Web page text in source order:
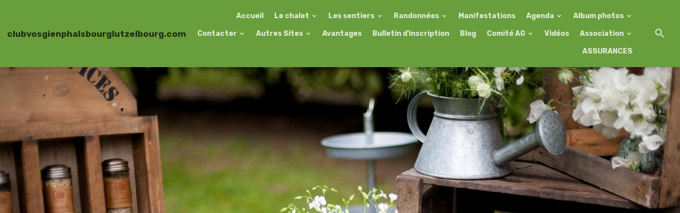
clubvosgienphalsbourglutzelbourg.com
Accueil Le chalet Les sentiers Randonnées Manifestations Agenda Album photos
Contacter Autres Sites Avantages Bulletin d'inscription Blog Comité AG Vidéos Association
ASSURANCES